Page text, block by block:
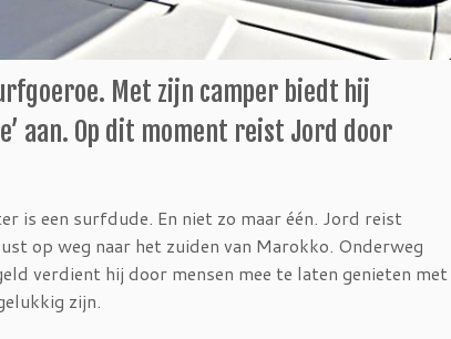
Met zijn camper biedt hij
aan. Op dit moment reist Jord door
is een surfdude. En niet zo maar één. Jord reist
op weg naar het zuiden van Marokko. Onderweg
verdient hij door mensen mee te laten genieten met
zijn.